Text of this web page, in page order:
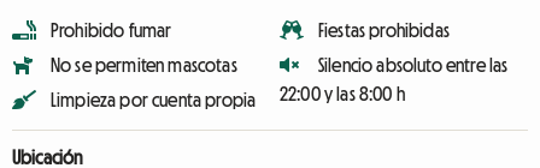
Prohibido fumar
No se permiten mascotas
Limpieza por cuenta propia
Fiestas prohibidas
Silencio absoluto entre las
22:00 y las 8:00 h
Ubicación